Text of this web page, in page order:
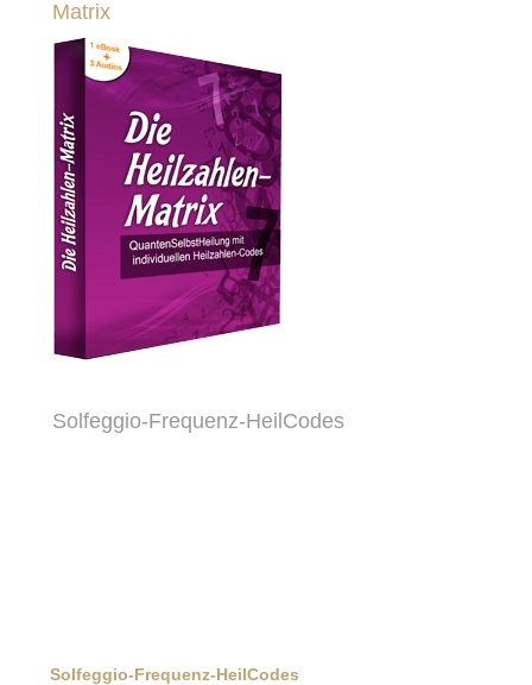
Matrix
Solfeggio-Frequenz-HeilCodes
Solfeggio-Frequenz-HeilCodes